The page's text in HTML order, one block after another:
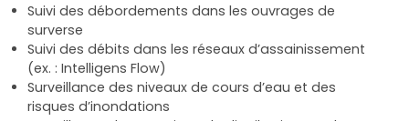
Suivi des débordements dans les ouvrages de
surverse
Suivi des débits dans les réseaux d’assainissement
(ex. : Intelligens Flow)
Surveillance des niveaux de cours d’eau et des
risques d’inondations